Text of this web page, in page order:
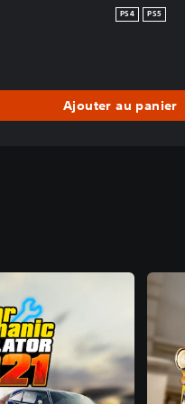
PS4 PS5
Ajouter au panier